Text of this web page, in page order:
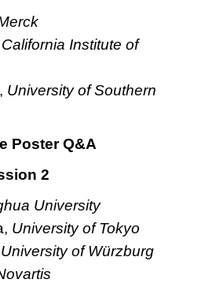
California Institute of
University of Southern
Poster Q&A
2
University
University of Tokyo
University of Würzburg